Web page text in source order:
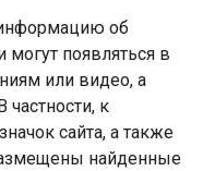
об
могут появляться в
или видео, а
частности, к
сайта, а также
найденные